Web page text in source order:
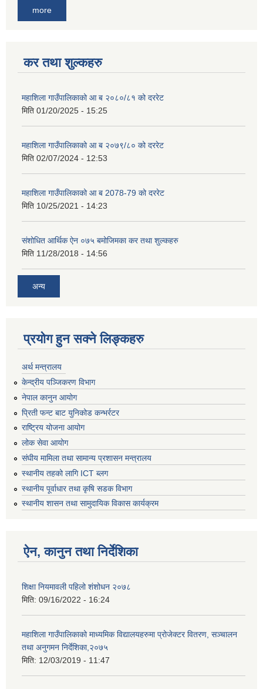
more
कर तथा शुल्कहरु
महाशिला गाउँपालिकाको आ ब २०८०/८१ को दररेट
मिति 01/20/2025 - 15:25
महाशिला गाउँपालिकाको आ ब २०७९/८० को दररेट
मिति 02/07/2024 - 12:53
महाशिला गाउँपालिकाको आ ब 2078-79 को दररेट
मिति 10/25/2021 - 14:23
संशोधित आर्थिक ऐन ०७५ बमोजिमका कर तथा शुल्कहरु
मिति 11/28/2018 - 14:56
अन्य
प्रयोग हुन सक्ने लिङ्कहरु
अर्थ मन्त्रालय
केन्द्रीय पञ्जिकरण विभाग
नेपाल कानुन आयोग
प्रिती फन्ट बाट युनिकोड कन्भर्रटर
राष्ट्रिय योजना आयोग
लोक सेवा आयोग
संघीय मामिला तथा सामान्य प्रशासन मन्त्रालय
स्थानीय तहको लागि ICT ब्लग
स्थानीय पूर्वाधार तथा कृषि सडक विभाग
स्थानीय शासन तथा सामुदायिक विकास कार्यक्रम
ऐन, कानुन तथा निर्देशिका
शिक्षा नियमावली पहिलो शंशोधन २०७८
मिति: 09/16/2022 - 16:24
महाशिला गाउँपालिकाको माध्यमिक विद्यालयहरुमा प्रोजेक्टर वितरण, सञ्चालन
तथा अनुगमन निर्देशिका,२०७५
मिति: 12/03/2019 - 11:47